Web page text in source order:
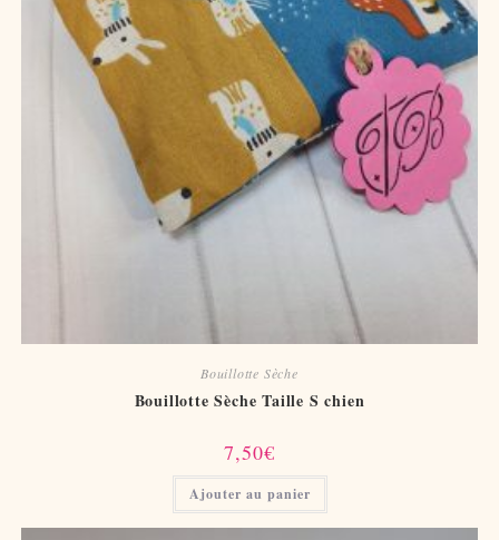
Bouillotte Sèche
Bouillotte Sèche Taille S chien
7,50€
Ajouter au panier